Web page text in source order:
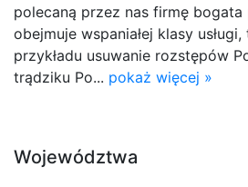
polecaną przez nas firmę
obejmuje wspaniałej klasy
przykładu usuwanie rozstępów
trądziku Po... pokaż więcej »
Województwa